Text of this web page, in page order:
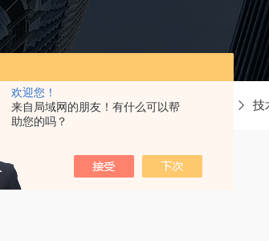
欢迎您！
来自局域网的朋友！有什么可以帮
助您的吗？
当前位置： 技